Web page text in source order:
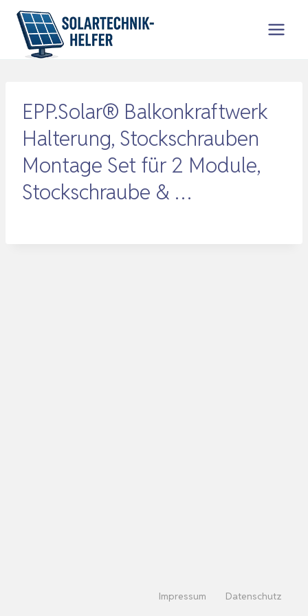
Zum
Inhalt
springen
EPP.Solar® Balkonkraftwerk
Halterung, Stockschrauben
Montage Set für 2 Module,
Stockschraube & …
Impressum Datenschutz